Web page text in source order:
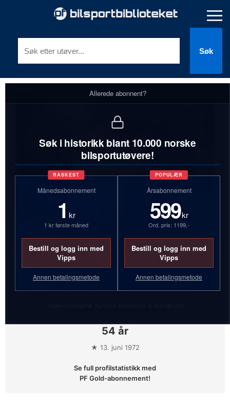
Søk
54 år
★ 13. juni 1972
Se full profilstatistikk med
PF Gold-abonnement!
Allerede abonnent?
Søk i historikk blant 10.000 norske
bilsportutøvere!
RASKEST
Månedsabonnement
1 kr
1 kr første måned
Bestill og logg inn med
Vipps
Annen betalingsmetode
POPULÆR
Årsabonnement
599kr
Ord. pris: 1199,-
Bestill og logg inn med
Vipps
Annen betalingsmetode